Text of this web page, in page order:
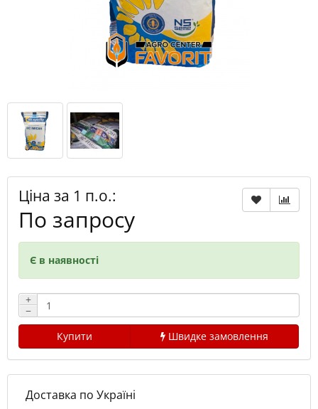
Ціна за 1 п.о.:
По запросу
Є в наявності
+
−
Купити
Швидке замовлення
Доставка по Україні